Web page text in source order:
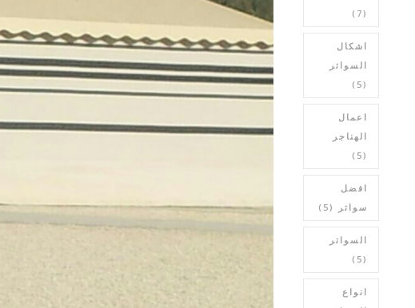
(7)
اشكال
السواتر
(5)
اعمال
الهناجر
(5)
افضل
سواتر
(5)
السواتر
(5)
انواع